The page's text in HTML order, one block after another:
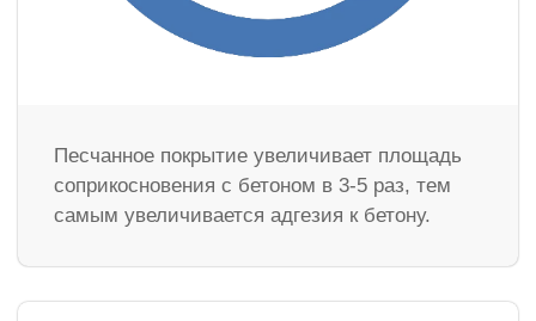
Песчанное покрытие увеличивает площадь
соприкосновения с бетоном в 3-5 раз, тем
самым увеличивается адгезия к бетону.